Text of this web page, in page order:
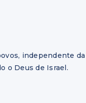
independente
o Deus de Israel.